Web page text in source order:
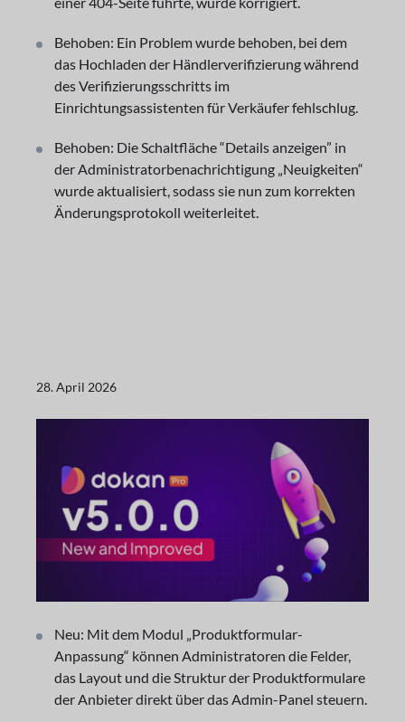
Behoben: Ein Problem wurde behoben, bei dem
das Hochladen der Händlerverifizierung während
des Verifizierungsschritts im
Einrichtungsassistenten für Verkäufer fehlschlug.
Behoben: Die Schaltfläche “Details anzeigen” in
der Administratorbenachrichtigung „Neuigkeiten“
wurde aktualisiert, sodass sie nun zum korrekten
Änderungsprotokoll weiterleitet.
28. April 2026
Neu: Mit dem Modul „Produktformular-
Anpassung“ können Administratoren die Felder,
das Layout und die Struktur der Produktformulare
der Anbieter direkt über das Admin-Panel steuern.